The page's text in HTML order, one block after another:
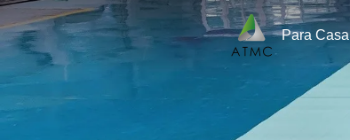
Para Casa